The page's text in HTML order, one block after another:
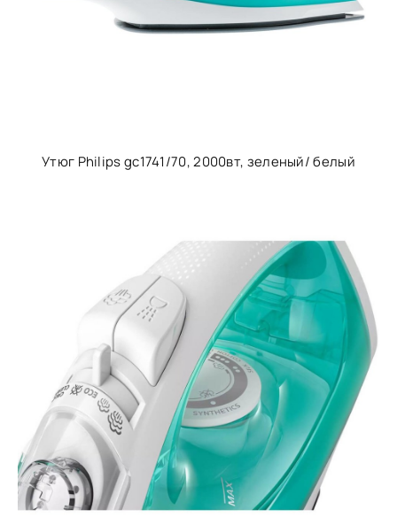
Утюг Philips gc1741/70, 2000вт, зеленый/ белый